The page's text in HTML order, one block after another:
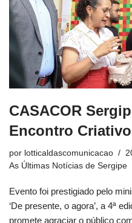
CASACOR
Encontro
por lotticaldascomunicacao
As Últimas Notícias de Sergipe
Evento foi prestigiado pelo
‘De presente, o agora’, a 4ª
promete agraciar o público